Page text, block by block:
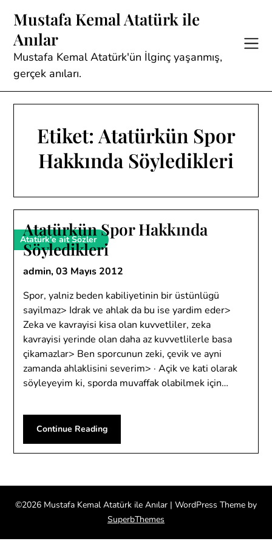
content
Mustafa Kemal Atatürk ile
Anılar
Mustafa Kemal Atatürk'ün İlginç yaşanmış,
gerçek anıları.
Etiket: Atatürkün Spor
Hakkında Söyledikleri
Atatürk'e ait Sözler
Atatürkün Spor Hakkında
Söyledikleri
admin,03 Mayıs 2012
Spor, yalniz beden kabiliyetinin bir üstünlügü
sayilmaz> Idrak ve ahlak da bu ise yardim eder>
Zeka ve kavrayisi kisa olan kuvvetliler, zeka
kavrayisi yerinde olan daha az kuvvetlilerle basa
çikamazlar> Ben sporcunun zeki, çevik ve ayni
zamanda ahlaklisini severim> · Açik ve kati olarak
söyleyeyim ki, sporda muvaffak olabilmek için…
Continue Reading
©2026 Mustafa Kemal Atatürk ile Anılar | WordPress Theme by
SuperbThemes